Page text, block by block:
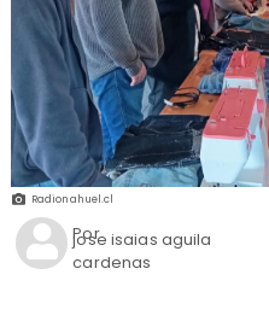
Radionahuel.cl
jose isaias aguila
cardenas
Por